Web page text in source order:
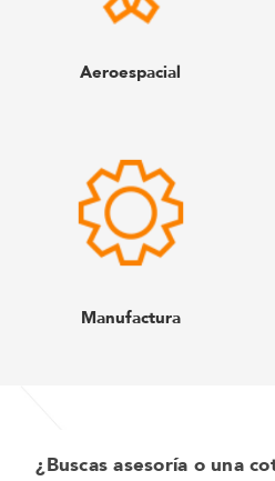
Aeroespacial
Manufactura
¿Buscas asesoría o una